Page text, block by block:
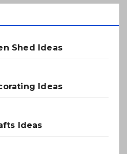
Shed Ideas
Ideas
Ideas